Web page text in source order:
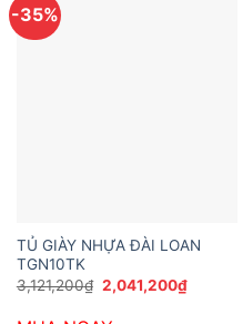
-35%
TỦ GIÀY NHỰA ĐÀI LOAN
TGN10TK
3,121,200₫ Giá
gốc
2,041,200₫Giá
hiện